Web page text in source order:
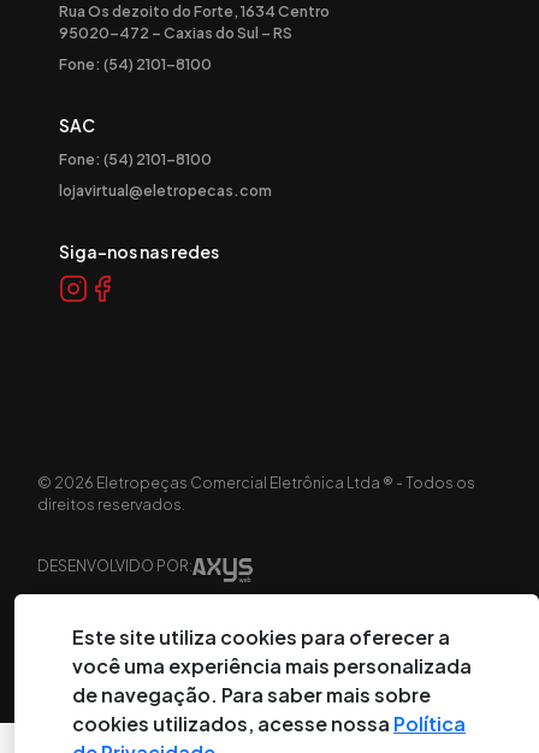
Rua Os dezoito do Forte, 1634 Centro
95020-472 – Caxias do Sul – RS
Fone: (54) 2101-8100
SAC
Fone: (54) 2101-8100
lojavirtual@eletropecas.com
Siga-nos nas redes
© 2026 Eletropeças Comercial Eletrônica Ltda ® - Todos os
direitos reservados.
DESENVOLVIDO POR:
Este site utiliza cookies para oferecer a
você uma experiência mais personalizada
de navegação. Para saber mais sobre
cookies utilizados, acesse nossa Política